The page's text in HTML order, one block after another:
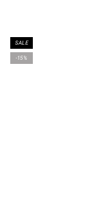
SALE
-15%